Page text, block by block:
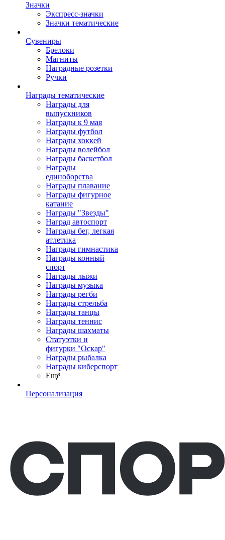
Значки
Экспресс-значки
Значки тематические
Сувениры
Брелоки
Магниты
Наградные розетки
Ручки
Награды тематические
Награды для
выпускников
Награды к 9 мая
Награды футбол
Награды хоккей
Награды волейбол
Награды баскетбол
Награды
единоборства
Награды плавание
Награды фигурное
катание
Награды "Звезды"
Наград автоспорт
Награды бег, легкая
атлетика
Награды гимнастика
Награды конный
спорт
Награды лыжи
Награды музыка
Награды регби
Награды стрельба
Награды танцы
Награды теннис
Награды шахматы
Статуэтки и
фигурки "Оскар"
Награды рыбалка
Награды киберспорт
Ещё
Персонализация